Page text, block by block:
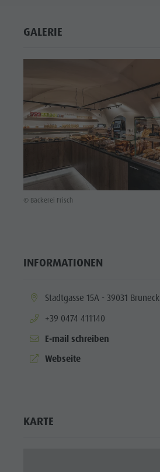
GALERIE
© Bäckerei Frisch
INFORMATIONEN
aria.location:
Stadtgasse 15A - 39031 Bruneck
aria.phone:
+39 0474 411140
E-mail schreiben
aria.website:
Webseite
KARTE